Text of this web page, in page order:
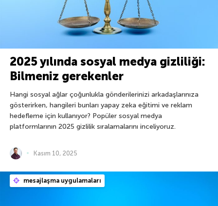
2025 yılında sosyal medya gizliliği:
Bilmeniz gerekenler
Hangi sosyal ağlar çoğunlukla gönderilerinizi arkadaşlarınıza
gösterirken, hangileri bunları yapay zeka eğitimi ve reklam
hedefleme için kullanıyor? Popüler sosyal medya
platformlarının 2025 gizlilik sıralamalarını inceliyoruz.
Kasım 10, 2025
mesajlaşma uygulamaları